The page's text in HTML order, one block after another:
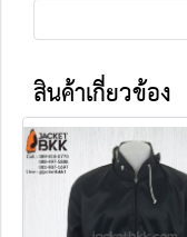
สินค้าเกี่ยวข้อง